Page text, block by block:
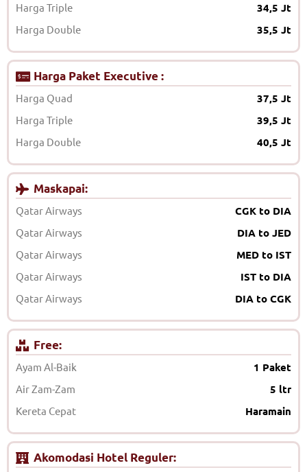
Harga Triple 34,5 Jt
Harga Double 35,5 Jt
Harga Paket Executive :
Harga Quad 37,5 Jt
Harga Triple 39,5 Jt
Harga Double 40,5 Jt
Maskapai:
Qatar Airways CGK to DIA
Qatar Airways DIA to JED
Qatar Airways MED to IST
Qatar Airways IST to DIA
Qatar Airways DIA to CGK
Free:
Ayam Al-Baik 1 Paket
Air Zam-Zam 5 ltr
Kereta Cepat Haramain
Akomodasi Hotel Reguler: